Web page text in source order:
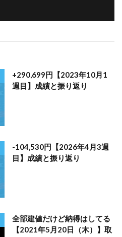
+290,699円【2023年10月1
週目】成績と振り返り
-104,530円【2026年4月3週
目】成績と振り返り
全部建値だけど納得はしてる
【2021年5月20日（木）】取